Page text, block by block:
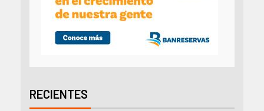
RECIENTES